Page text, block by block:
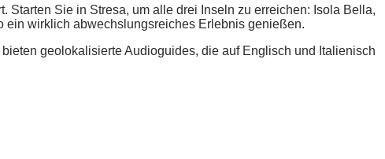
Sie in Stresa, um alle drei Inseln zu erreichen: Isola Bella,
ein wirklich abwechslungsreiches Erlebnis genießen.
geolokalisierte Audioguides, die auf Englisch und Italienisch